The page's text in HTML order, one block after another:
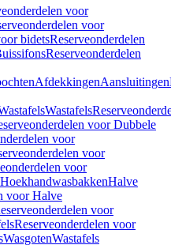
voor
voor
bidetsReserveonderdelen
Reserveonderdelen
AfdekkingenAansluitingen
Wastafels
voor Dubbele
voor
voor
voor
HoekhandwasbakkenHalve
voor Halve
voor
Reserveonderdelen voor
WasgotenWastafels